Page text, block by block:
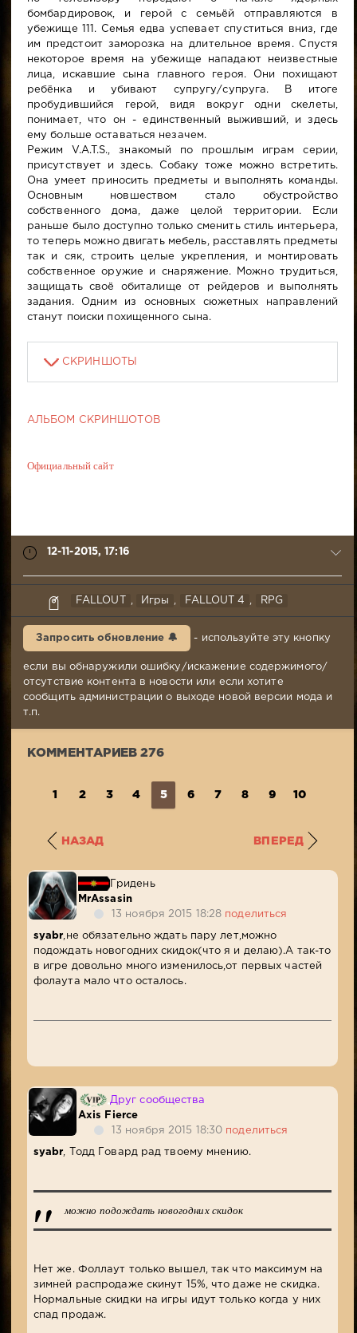
бомбардировок, и герой с семьёй отправляются в
убежище 111. Семья едва успевает спуститься вниз, где
им предстоит заморозка на длительное время. Спустя
некоторое время на убежище нападают неизвестные
лица, искавшие сына главного героя. Они похищают
ребёнка и убивают супругу/супруга. В итоге
пробудившийся герой, видя вокруг одни скелеты,
понимает, что он - единственный выживший, и здесь
ему больше оставаться незачем.
Режим V.A.T.S., знакомый по прошлым играм серии,
присутствует и здесь. Собаку тоже можно встретить.
Она умеет приносить предметы и выполнять команды.
Основным новшеством стало обустройство
собственного дома, даже целой территории. Если
раньше было доступно только сменить стиль интерьера,
то теперь можно двигать мебель, расставлять предметы
так и сяк, строить целые укрепления, и монтировать
собственное оружие и снаряжение. Можно трудиться,
защищать своё обиталище от рейдеров и выполнять
задания. Одним из основных сюжетных направлений
станут поиски похищенного сына.
СКРИНШОТЫ
АЛЬБОМ СКРИНШОТОВ
Официальный сайт
12-11-2015, 17:16
syabr
12-
276
FALLOUT Игры FALLOUT 4 RPG
Запросить обновление 🔔 - используйте эту кнопку
если вы обнаружили ошибку/искажение содержимого/
отсутствие контента в новости или если хотите
сообщить администрации о выходе новой версии мода и
т.п.
КОММЕНТАРИЕВ 276
1 2 3 4 5 6 7 8 9 10
НАЗАД ВПЕРЕД
Гридень
MrAssasin
13 ноября 2015 18:28 поделиться
syabr ,не обязательно ждать пару лет,можно
подождать новогодних скидок(что я и делаю).А так-то
в игре довольно много изменилось,от первых частей
фолаута мало что осталось.
Друг сообщества
Axis Fierce
13 ноября 2015 18:30 поделиться
syabr , Тодд Говард рад твоему мнению.
можно подождать новогодних скидок
Нет же. Фоллаут только вышел, так что максимум на
зимней распродаже скинут 15%, что даже не скидка.
Нормальные скидки на игры идут только когда у них
спад продаж.